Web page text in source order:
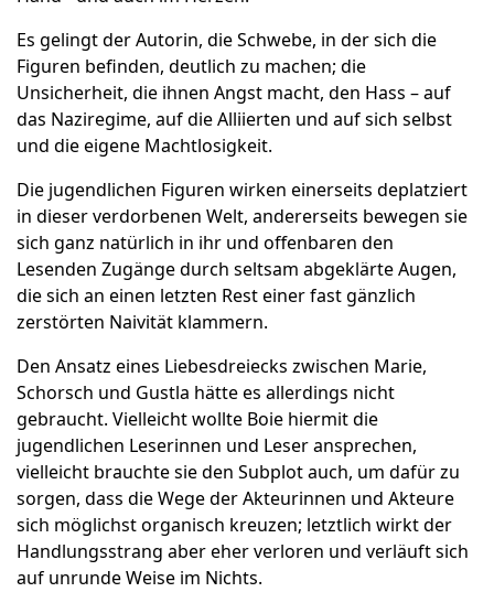
Es gelingt der Autorin, die Schwebe, in der sich die
Figuren befinden, deutlich zu machen; die
Unsicherheit, die ihnen Angst macht, den Hass – auf
das Naziregime, auf die Alliierten und auf sich selbst
und die eigene Machtlosigkeit.
Die jugendlichen Figuren wirken einerseits deplatziert
in dieser verdorbenen Welt, andererseits bewegen sie
sich ganz natürlich in ihr und offenbaren den
Lesenden Zugänge durch seltsam abgeklärte Augen,
die sich an einen letzten Rest einer fast gänzlich
zerstörten Naivität klammern.
Den Ansatz eines Liebesdreiecks zwischen Marie,
Schorsch und Gustla hätte es allerdings nicht
gebraucht. Vielleicht wollte Boie hiermit die
jugendlichen Leserinnen und Leser ansprechen,
vielleicht brauchte sie den Subplot auch, um dafür zu
sorgen, dass die Wege der Akteurinnen und Akteure
sich möglichst organisch kreuzen; letztlich wirkt der
Handlungsstrang aber eher verloren und verläuft sich
auf unrunde Weise im Nichts.